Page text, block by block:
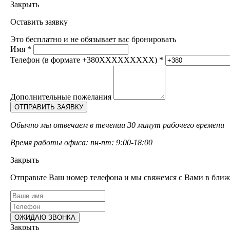
Закрыть
Оставить заявку
Это бесплатно и не обязывает вас бронировать
Имя *
Телефон (в формате +380XXXXXXXXX) *
Дополнительные пожелания
Обычно мы отвечаем в течении 30 минут рабочего времени
Время работы офиса: пн-пт: 9:00-18:00
Закрыть
Отправьте Ваш номер телефона и мы свяжемся с Вами в
Закрыть